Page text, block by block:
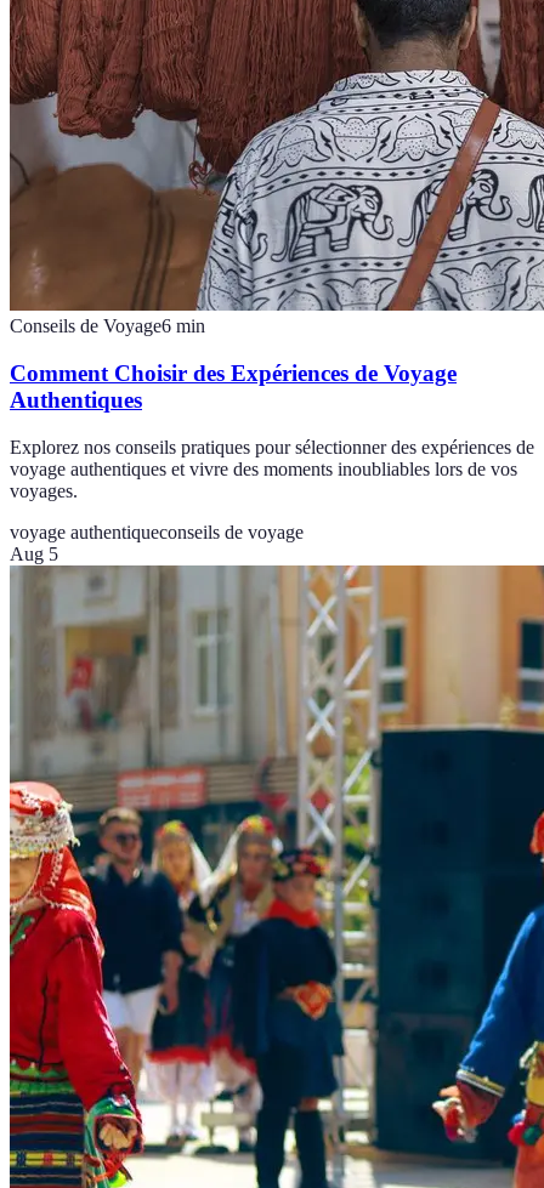
Conseils de Voyage6 min
Comment Choisir des Expériences de Voyage
Authentiques
Explorez nos conseils pratiques pour sélectionner des expériences de
voyage authentiques et vivre des moments inoubliables lors de vos
voyages.
voyage authentiqueconseils de voyage
Aug 5